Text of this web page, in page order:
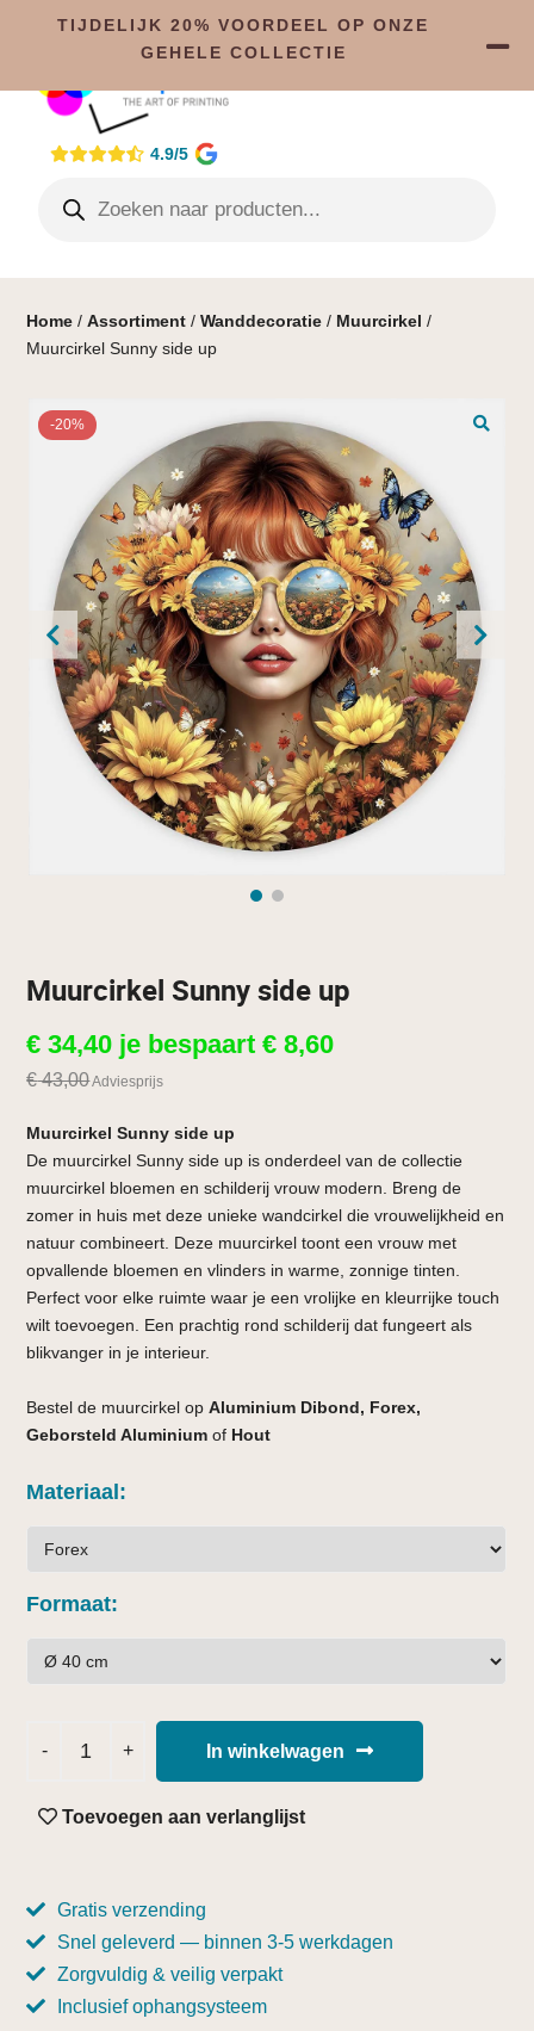
4.9/5
Home /Assortiment /Wanddecoratie / Muurcirkel /
Muurcirkel Sunny side up
-20%
Muurcirkel Sunny side up
€ 34,40 je bespaart€ 8,60
€43,00Adviesprijs
Muurcirkel Sunny side up
De muurcirkel Sunny side up is onderdeel van de collectie
muurcirkel bloemen en schilderij vrouw modern. Breng de
zomer in huis met deze unieke wandcirkel die vrouwelijkheid en
natuur combineert. Deze muurcirkel toont een vrouw met
opvallende bloemen en vlinders in warme, zonnige tinten.
Perfect voor elke ruimte waar je een vrolijke en kleurrijke touch
wilt toevoegen. Een prachtig rond schilderij dat fungeert als
blikvanger in je interieur.
Bestel de muurcirkel opAluminium Dibond, Forex,
Geborsteld Aluminium of Hout
Materiaal
Formaat
In winkelwagen
Toevoegen aan verlanglijst
Gratis verzending
Snel geleverd — binnen 3-5 werkdagen
Zorgvuldig & veilig verpakt
Inclusief ophangsysteem
TIJDELIJK 20% VOORDEEL OP ONZE
GEHELE COLLECTIE